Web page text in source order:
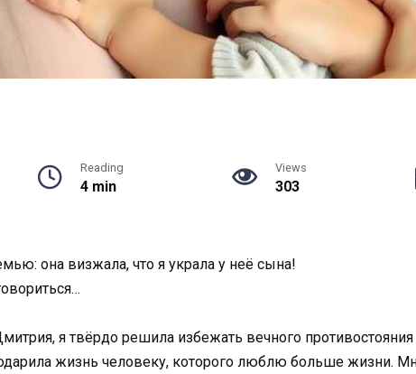
Reading
4 min
Views
303
она визжала, что я украла у неё сына!
я твёрдо решила избежать вечного
жизнь человеку, которого люблю больше жизни.